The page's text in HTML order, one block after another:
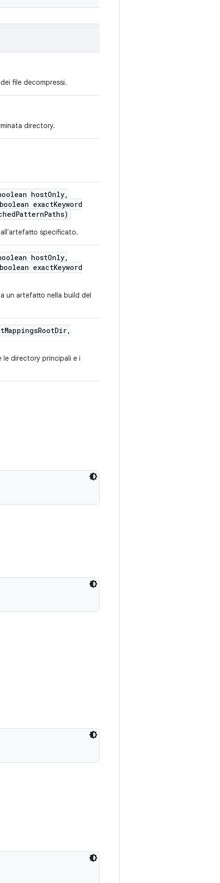
file decompressi.
directory.
hostOnly,
boolean exactKeyword
PatternPaths)
all'artefatto specificato.
hostOnly,
boolean exactKeyword
un artefatto nella build del
MappingsRootDir,
directory principali e i